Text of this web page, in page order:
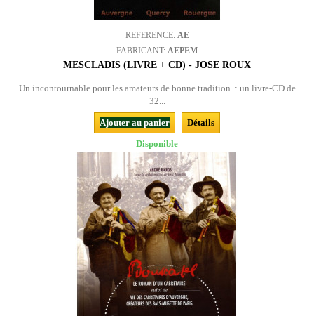
REFERENCE: AE
FABRICANT: AEPEM
MESCLADÍS (LIVRE + CD) - JOSÉ ROUX
Un incontournable pour les amateurs de bonne tradition : un livre-CD de
32...
Ajouter au panier
Détails
Disponible